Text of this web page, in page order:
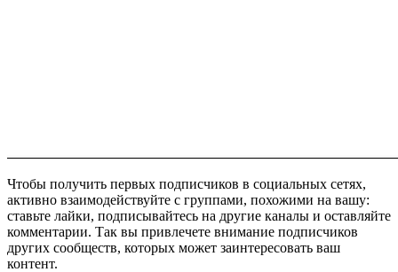
Чтобы получить первых подписчиков в социальных сетях,
активно взаимодействуйте с группами, похожими на вашу:
ставьте лайки, подписывайтесь на другие каналы и оставляйте
комментарии. Так вы привлечете внимание подписчиков
других сообществ, которых может заинтересовать ваш
контент.